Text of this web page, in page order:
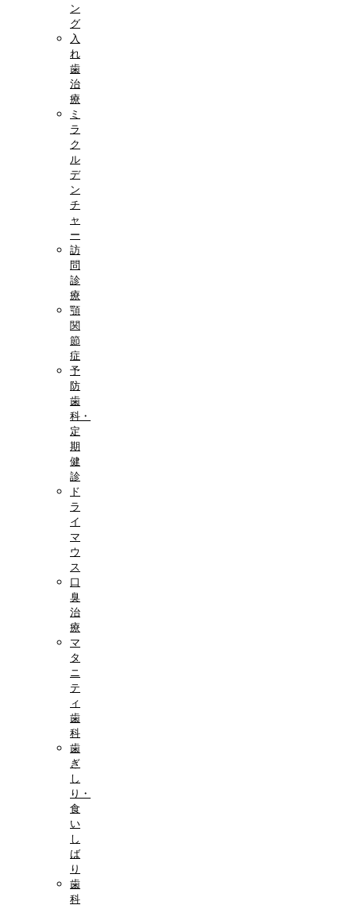
ン
グ
入
れ
歯
治
療
ミ
ラ
ク
ル
デ
ン
チ
ャ
ー
訪
問
診
療
顎
関
節
症
予
防
歯
科・
定
期
健
診
ド
ラ
イ
マ
ウ
ス
口
臭
治
療
マ
タ
ニ
テ
ィ
歯
科
歯
ぎ
し
り・
食
い
し
ば
り
歯
科